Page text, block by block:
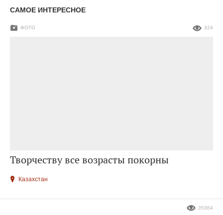
САМОЕ ИНТЕРЕСНОЕ
Творчеству все возрасты покорны
ФОТО 324
Казахстан
35364